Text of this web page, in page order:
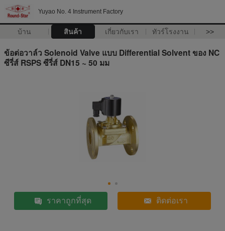
Yuyao No. 4 Instrument Factory
บ้าน สินค้า เกี่ยวกับเรา ทัวร์โรงงาน >>
ข้อต่อวาล์ว Solenoid Valve แบบ Differential Solvent ของ NC
ซีรี่ส์ RSPS ซีรี่ส์ DN15 ~ 50 มม
ราคาถูกที่สุด ติดต่อเรา